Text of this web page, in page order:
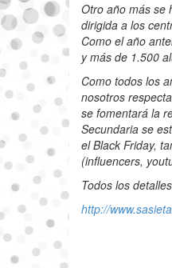
Otro año más se
dirigida a los
Como el año
y más de 1.500
Como todos los
nosotros
se fomentará la
Secundaria se
el Black Friday,
(influencers,
Todos los
http://